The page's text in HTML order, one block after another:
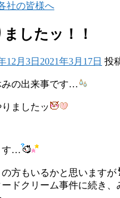
社の皆様へ
したッ！！
12月3日 2021年3月17日 投
みの出来事です…
ましたッ
す…
方もいるかと思いますが
ドクリーム事件に続き、